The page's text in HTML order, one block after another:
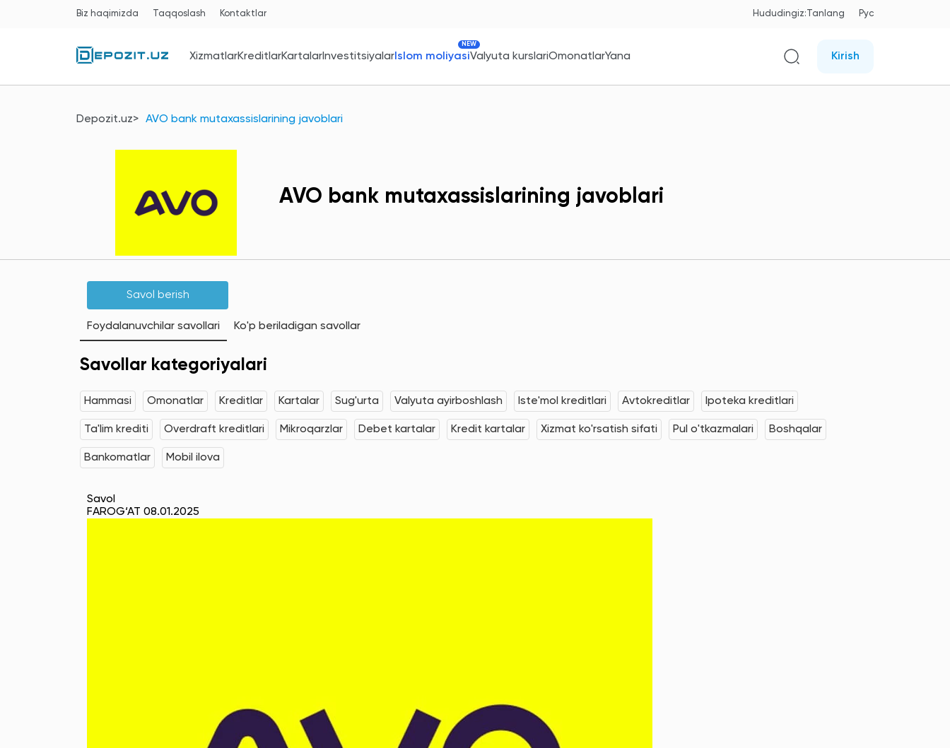
Biz haqimizda Taqqoslash Kontaktlar Hududingiz:Tanlang Рус
XizmatlarKreditlarKartalarInvestitsiyalarIslom moliyasi
NEW
Valyuta kurslariOmonatlarYana Kirish
Depozit.uz AVO bank mutaxassislarining javoblari
AVO bank mutaxassislarining javoblari
Savol berish
Foydalanuvchilar savollari Ko'p beriladigan savollar
Savollar kategoriyalari
Hammasi Omonatlar Kreditlar Kartalar Sug'urta Valyuta ayirboshlash Iste'mol kreditlari Avtokreditlar Ipoteka kreditlari
Ta'lim krediti Overdraft kreditlari Mikroqarzlar Debet kartalar Kredit kartalar Xizmat ko'rsatish sifati Pul o'tkazmalari Boshqalar
Bankomatlar Mobil ilova
Savol
FAROG‘AT 08.01.2025